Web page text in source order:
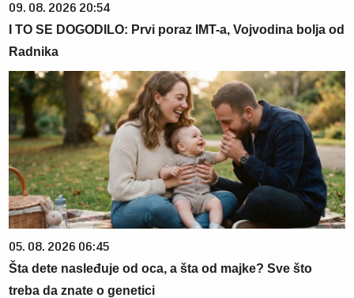
09. 08. 2026 20:54
I TO SE DOGODILO: Prvi poraz IMT-a, Vojvodina bolja od
Radnika
05. 08. 2026 06:45
Šta dete nasleđuje od oca, a šta od majke? Sve što
treba da znate o genetici